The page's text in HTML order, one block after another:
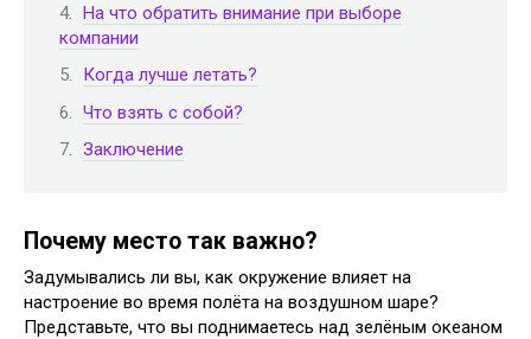
На что обратить внимание при выборе
компании
Когда лучше летать?
Что взять с собой?
Заключение
Почему место так важно?
Задумывались ли вы, как окружение влияет на
настроение во время полёта на воздушном шаре?
Представьте, что вы поднимаетесь над зелёным океаном